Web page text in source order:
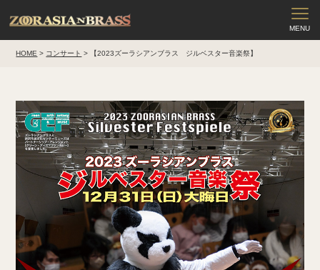
HOME > コンサート > 【2023ズーラシアンブラス ジルベスター音楽祭】